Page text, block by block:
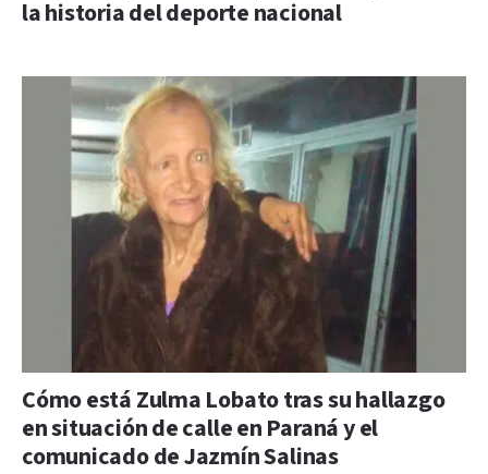
la historia del deporte nacional
Cómo está Zulma Lobato tras su hallazgo
en situación de calle en Paraná y el
comunicado de Jazmín Salinas